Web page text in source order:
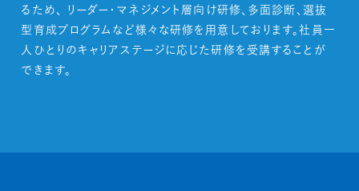
るため、 リーダー・マネジメント層向け研修、多面診断、選抜
型育成プログラムなど様々な研修を用意しております。社員一
人ひとりのキャリアステージに応じた研修を受講することが
できます。